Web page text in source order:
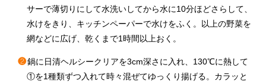
サーで薄切りにして水洗いしてから水に10分ほどさらして、
水けをきり、キッチンペーパーで水けをふく。以上の野菜を
網などに広げ、乾くまで1時間以上おく。
❷鍋に日清ヘルシークリアを3cm深さに入れ、130℃に熱して
①を1種類ずつ入れて時々混ぜてゆっくり揚げる。カラッと